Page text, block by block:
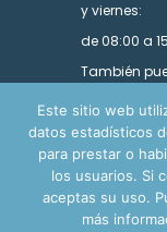
y viernes:
de 08:00 a
También
nosotros
Este sitio web
datos estadísticos
para prestar o
los usuarios. Si
aceptas su uso.
más